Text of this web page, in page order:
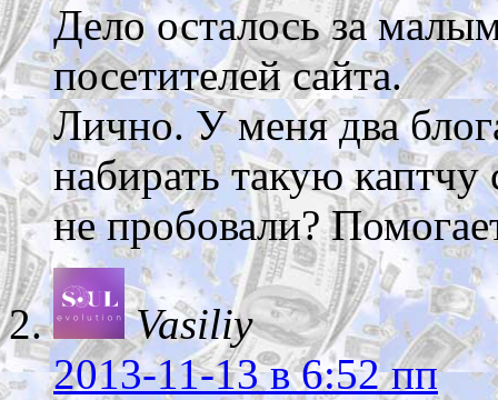
Дело осталось за
посетителей сайта.
Лично. У меня два
набирать такую
не пробовали?
Vasiliy
2013-11-13в 6:52 пп